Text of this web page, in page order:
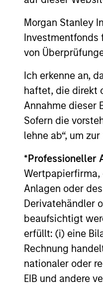
Morgan Stanley
Investmentfonds
von
Ich erkenne an,
haftet, die direkt
Annahme dieser
Sofern die
lehne ab“, um
*Professioneller
Wertpapierfirma,
Anlagen oder
Derivatehändler
beaufsichtigt
erfüllt: (i) eine
Rechnung
nationaler oder
EIB und andere
Die
und Index-